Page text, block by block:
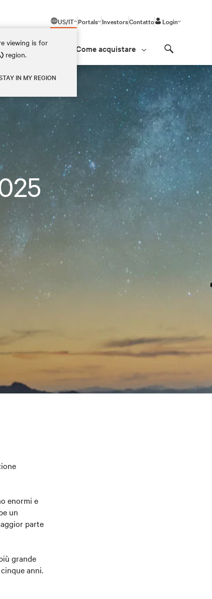
US/IT
viewing is for
region.
IN MY REGION
Portals InvestorsContatto Login
Come acquistare
enormi e
un
parte
grande
anni.